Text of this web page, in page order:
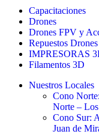
Capacitaciones
Drones
Drones FPV y
Repuestos Drones
IMPRESORAS
Filamentos 3D
Nuestros Locales
Cono
Norte –
Cono Sur:
Juan de